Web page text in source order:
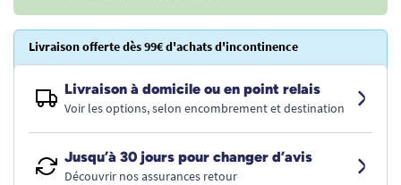
Livraison offerte dès 99€ d'achats d'incontinence
Livraison à domicile ou en point relais
Voir les options, selon encombrement et destination
Jusqu’à 30 jours pour changer d’avis
Découvrir nos assurances retour